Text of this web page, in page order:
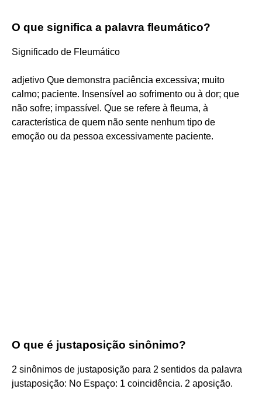
O que significa a palavra fleumático?
Significado de Fleumático
adjetivo Que demonstra paciência excessiva; muito
calmo; paciente. Insensível ao sofrimento ou à dor; que
não sofre; impassível. Que se refere à fleuma, à
característica de quem não sente nenhum tipo de
emoção ou da pessoa excessivamente paciente.
O que é justaposição sinônimo?
2 sinônimos de justaposição para 2 sentidos da palavra
justaposição: No Espaço: 1 coincidência. 2 aposição.